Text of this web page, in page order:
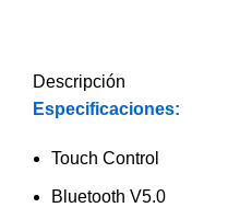
Descripción
Especificaciones:
Touch Control
Bluetooth V5.0